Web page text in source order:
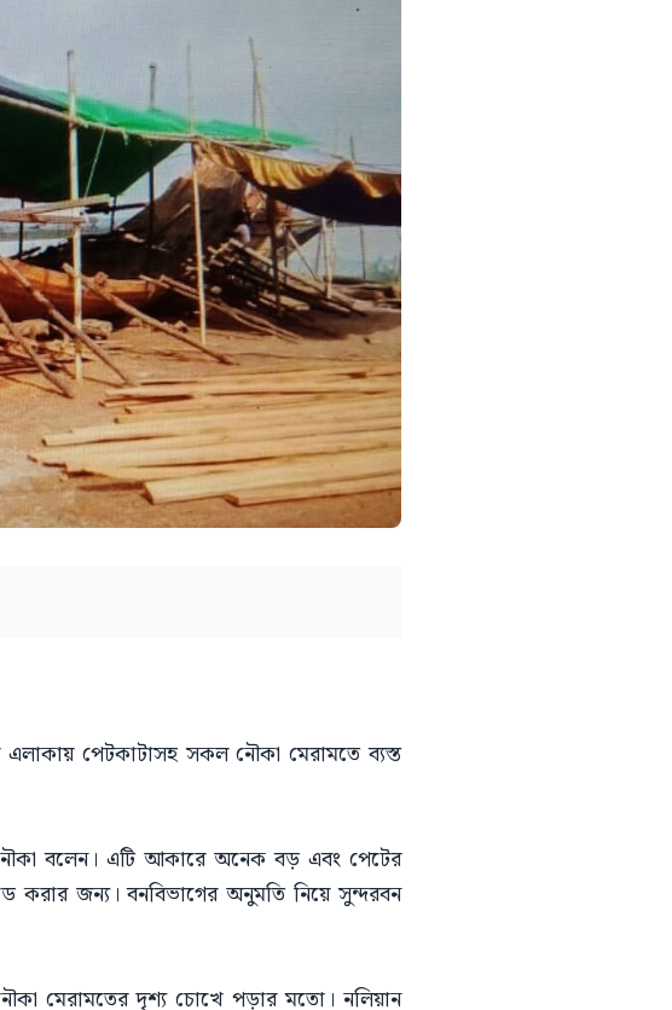
পেটকাটাসহ সকল নৌকা মেরামতে ব্যস্ত
বলেন। এটি আকারে অনেক বড় এবং পেটের
জন্য। বনবিভাগের অনুমতি নিয়ে সুন্দরবন
নৌকা মেরামতের দৃশ্য চোখে পড়ার মতো। নলিয়ান